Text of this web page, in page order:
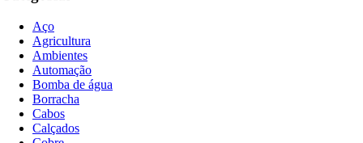
Aço
Agricultura
Ambientes
Automação
Bomba de água
Borracha
Cabos
Calçados